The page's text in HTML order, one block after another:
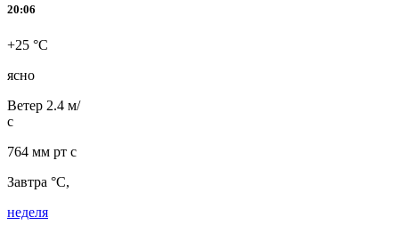
20:06
+25 °C
ясно
Ветер 2.4 м/
с
764 мм рт с
Завтра °C,
неделя